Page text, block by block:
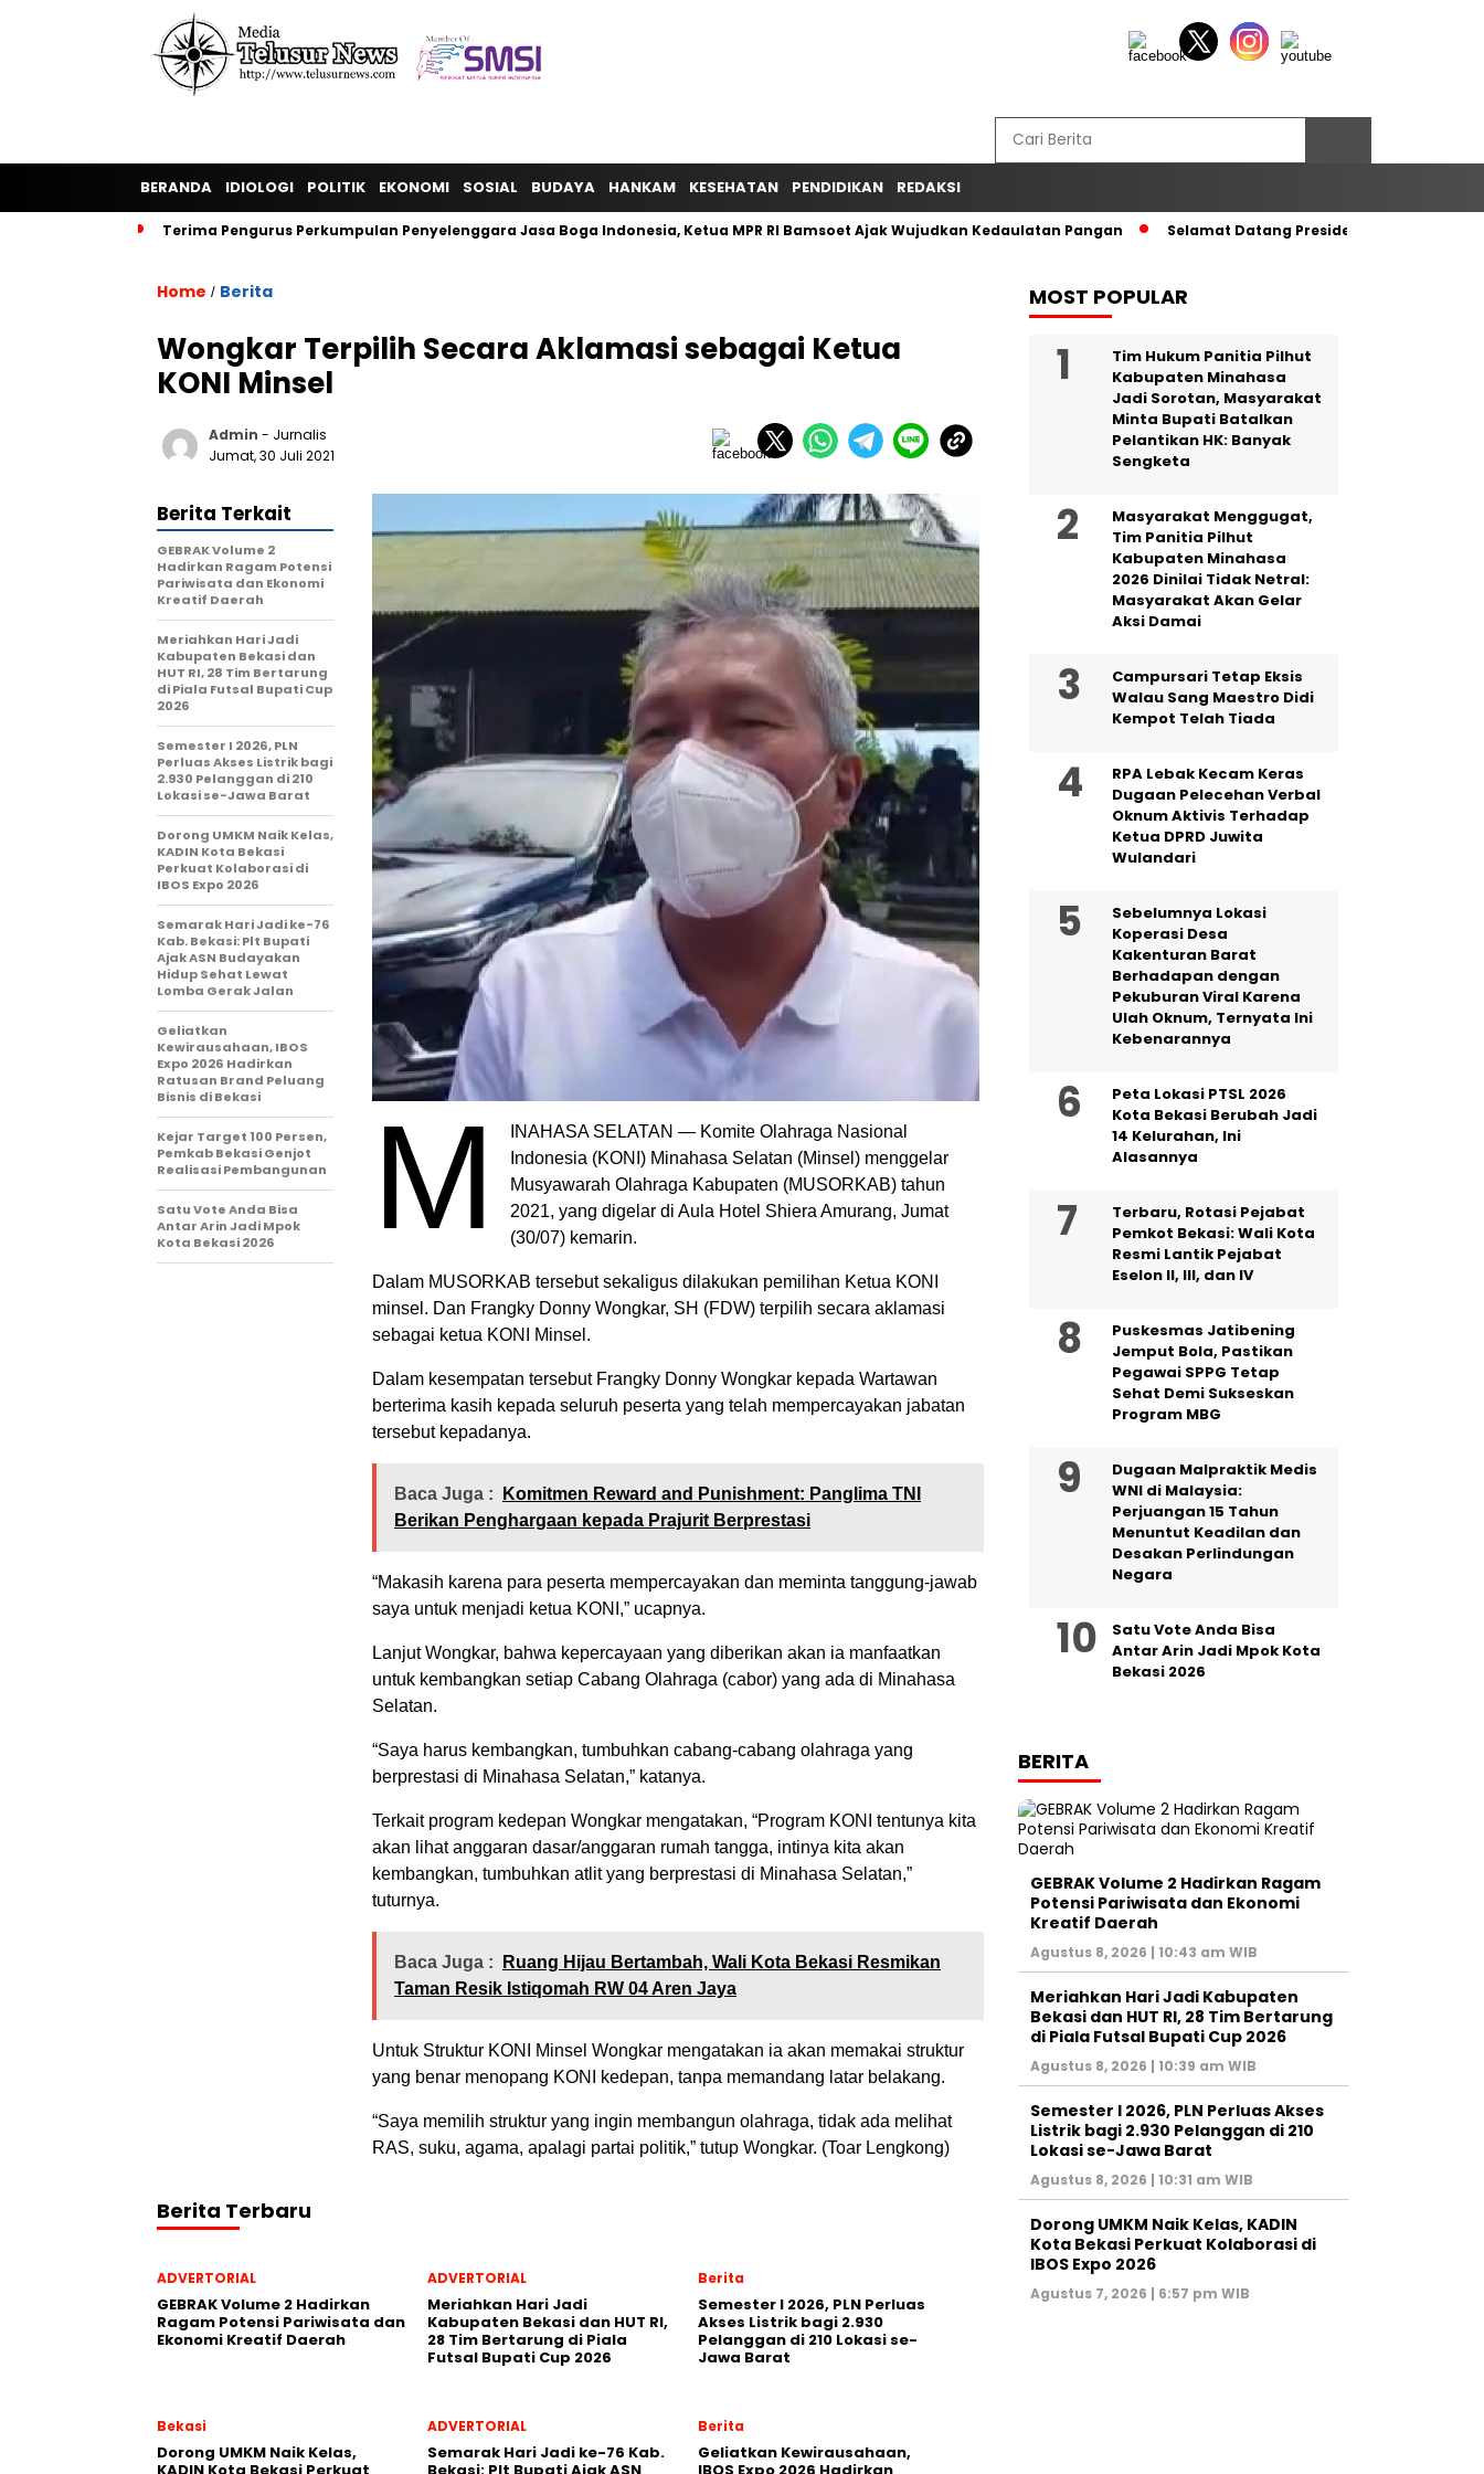
BERANDA IDIOLOGI POLITIK EKONOMI SOSIAL BUDAYA HANKAM KESEHATAN PENDIDIKAN REDAKSI
Terima Pengurus Perkumpulan Penyelenggara Jasa Boga Indonesia, Ketua MPR RI Bamsoet Ajak Wujudkan Kedaulatan Pangan Selamat Datang Presiden RI di Tanah
Home / Berita
Wongkar Terpilih Secara Aklamasi sebagai Ketua
KONI Minsel
Admin - Jurnalis
Jumat, 30 Juli 2021
M
INAHASA SELATAN — Komite Olahraga Nasional
Indonesia (KONI) Minahasa Selatan (Minsel) menggelar
Musyawarah Olahraga Kabupaten (MUSORKAB) tahun
2021, yang digelar di Aula Hotel Shiera Amurang, Jumat
(30/07) kemarin.
Dalam MUSORKAB tersebut sekaligus dilakukan pemilihan Ketua KONI
minsel. Dan Frangky Donny Wongkar, SH (FDW) terpilih secara aklamasi
sebagai ketua KONI Minsel.
Dalam kesempatan tersebut Frangky Donny Wongkar kepada Wartawan
berterima kasih kepada seluruh peserta yang telah mempercayakan jabatan
tersebut kepadanya.
Baca Juga :
Komitmen Reward and Punishment: Panglima TNI
Berikan Penghargaan kepada Prajurit Berprestasi
“Makasih karena para peserta mempercayakan dan meminta tanggung-jawab
saya untuk menjadi ketua KONI,” ucapnya.
Lanjut Wongkar, bahwa kepercayaan yang diberikan akan ia manfaatkan
untuk kembangkan setiap Cabang Olahraga (cabor) yang ada di Minahasa
Selatan.
“Saya harus kembangkan, tumbuhkan cabang-cabang olahraga yang
berprestasi di Minahasa Selatan,” katanya.
Terkait program kedepan Wongkar mengatakan, “Program KONI tentunya kita
akan lihat anggaran dasar/anggaran rumah tangga, intinya kita akan
kembangkan, tumbuhkan atlit yang berprestasi di Minahasa Selatan,”
tuturnya.
Baca Juga :
Ruang Hijau Bertambah, Wali Kota Bekasi Resmikan
Taman Resik Istiqomah RW 04 Aren Jaya
Untuk Struktur KONI Minsel Wongkar mengatakan ia akan memakai struktur
yang benar menopang KONI kedepan, tanpa memandang latar belakang.
“Saya memilih struktur yang ingin membangun olahraga, tidak ada melihat
RAS, suku, agama, apalagi partai politik,” tutup Wongkar. (Toar Lengkong)
Berita Terkait
GEBRAK Volume 2
Hadirkan Ragam Potensi
Pariwisata dan Ekonomi
Kreatif Daerah
Meriahkan Hari Jadi
Kabupaten Bekasi dan
HUT RI, 28 Tim Bertarung
di Piala Futsal Bupati Cup
2026
Semester I 2026, PLN
Perluas Akses Listrik bagi
2.930 Pelanggan di 210
Lokasi se-Jawa Barat
Dorong UMKM Naik Kelas,
KADIN Kota Bekasi
Perkuat Kolaborasi di
IBOS Expo 2026
‎Semarak Hari Jadi ke-76
Kab. Bekasi: Plt Bupati
Ajak ASN Budayakan
Hidup Sehat Lewat
Lomba Gerak Jalan
‎Geliatkan
Kewirausahaan, IBOS
Expo 2026 Hadirkan
Ratusan Brand Peluang
Bisnis di Bekasi
Kejar Target 100 Persen,
Pemkab Bekasi Genjot
Realisasi Pembangunan
Satu Vote Anda Bisa
Antar Arin Jadi Mpok
Kota Bekasi 2026
Berita Terbaru
ADVERTORIAL
GEBRAK Volume 2 Hadirkan
Ragam Potensi Pariwisata dan
Ekonomi Kreatif Daerah
ADVERTORIAL
Meriahkan Hari Jadi
Kabupaten Bekasi dan HUT RI,
28 Tim Bertarung di Piala
Futsal Bupati Cup 2026
Berita
Semester I 2026, PLN Perluas
Akses Listrik bagi 2.930
Pelanggan di 210 Lokasi se-
Jawa Barat
Bekasi
Dorong UMKM Naik Kelas,
ADVERTORIAL
‎Semarak Hari Jadi ke-76 Kab.
Berita
‎Geliatkan Kewirausahaan,
MOST POPULAR
Tim Hukum Panitia Pilhut
Kabupaten Minahasa
Jadi Sorotan, Masyarakat
Minta Bupati Batalkan
Pelantikan HK: Banyak
Sengketa
Masyarakat Menggugat,
Tim Panitia Pilhut
Kabupaten Minahasa
2026 Dinilai Tidak Netral:
Masyarakat Akan Gelar
Aksi Damai
Campursari Tetap Eksis
Walau Sang Maestro Didi
Kempot Telah Tiada
RPA Lebak Kecam Keras
Dugaan Pelecehan Verbal
Oknum Aktivis Terhadap
Ketua DPRD Juwita
Wulandari
Sebelumnya Lokasi
Koperasi Desa
Kakenturan Barat
Berhadapan dengan
Pekuburan Viral Karena
Ulah Oknum, Ternyata Ini
Kebenarannya
Peta Lokasi PTSL 2026
Kota Bekasi Berubah Jadi
14 Kelurahan, Ini
Alasannya
‎Terbaru, Rotasi Pejabat
Pemkot Bekasi: Wali Kota
Resmi Lantik Pejabat
Eselon II, III, dan IV ‎
Puskesmas Jatibening
Jemput Bola, Pastikan
Pegawai SPPG Tetap
Sehat Demi Sukseskan
Program MBG
‎Dugaan Malpraktik Medis
WNI di Malaysia:
Perjuangan 15 Tahun
Menuntut Keadilan dan
Desakan Perlindungan
Negara
Satu Vote Anda Bisa
Antar Arin Jadi Mpok Kota
Bekasi 2026
BERITA
GEBRAK Volume 2 Hadirkan Ragam
Potensi Pariwisata dan Ekonomi
Kreatif Daerah
Agustus 8, 2026 | 10:43 am WIB
Meriahkan Hari Jadi Kabupaten
Bekasi dan HUT RI, 28 Tim Bertarung
di Piala Futsal Bupati Cup 2026
Agustus 8, 2026 | 10:39 am WIB
Semester I 2026, PLN Perluas Akses
Listrik bagi 2.930 Pelanggan di 210
Lokasi se-Jawa Barat
Agustus 8, 2026 | 10:31 am WIB
Dorong UMKM Naik Kelas, KADIN
Kota Bekasi Perkuat Kolaborasi di
IBOS Expo 2026
Agustus 7, 2026 | 6:57 pm WIB